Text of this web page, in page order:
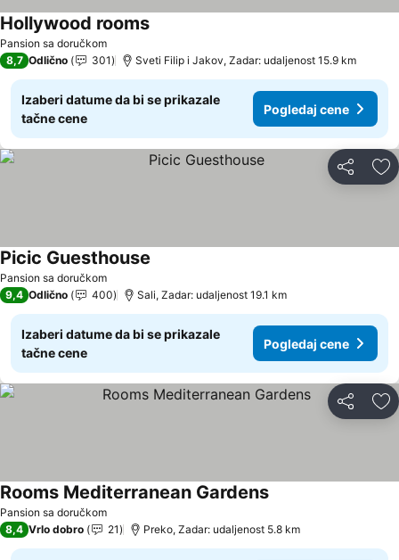
Pansion sa doručkom
Hollywood roomsPogledaj cene
8,7 Odlično 301 Sveti Filip i Jakov, Zadar: udaljenost 15.9 km
Izaberi datume da bi se prikazale
tačne cene
Pogledaj cene
Deli
Pansion sa doručkom
Picic Guesthouse
9,4 Odlično 400 Sali, Zadar: udaljenost 19.1 km
Izaberi datume da bi se prikazale
tačne cene
Pogledaj cene
Deli
Pansion sa doručkom
Rooms Mediterranean GardensPogledaj cene
8,4 Vrlo dobro 21 Preko, Zadar: udaljenost 5.8 km